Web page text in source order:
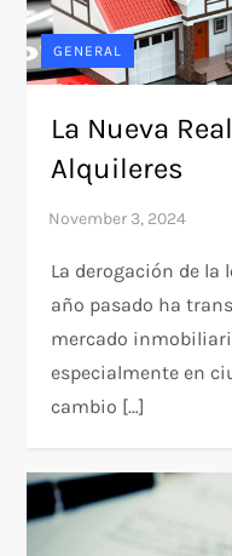
GENERAL
La Nueva
Alquileres
La derogación de la
año pasado ha
mercado
especialmente en
cambio […]